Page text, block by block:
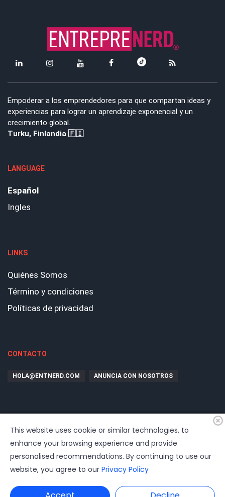
Empoderar a los emprendedores para que compartan ideas y
experiencias para lograr un aprendizaje exponencial y un
crecimiento global.
Turku, Finlandia 🇫🇮
LANGUAGE
Español
Ingles
LINKS
Quiénes Somos
Término y condiciones
Políticas de privacidad
CONTACTO
HOLA@ENTNERD.COM ANUNCIA CON NOSOTROS
www.dast.cl
This website uses cookie or similar technologies, to
enhance your browsing experience and provide
personalised recommendations. By continuing to use our
website, you agree to our Privacy Policy